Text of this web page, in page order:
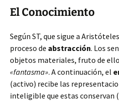
El Conocimiento
Según ST, que sigue a
proceso de abstracción. Los
objetos materiales, fruto de
«fantasma». A continuación, el
(activo) recibe las
inteligible que estas conservan (